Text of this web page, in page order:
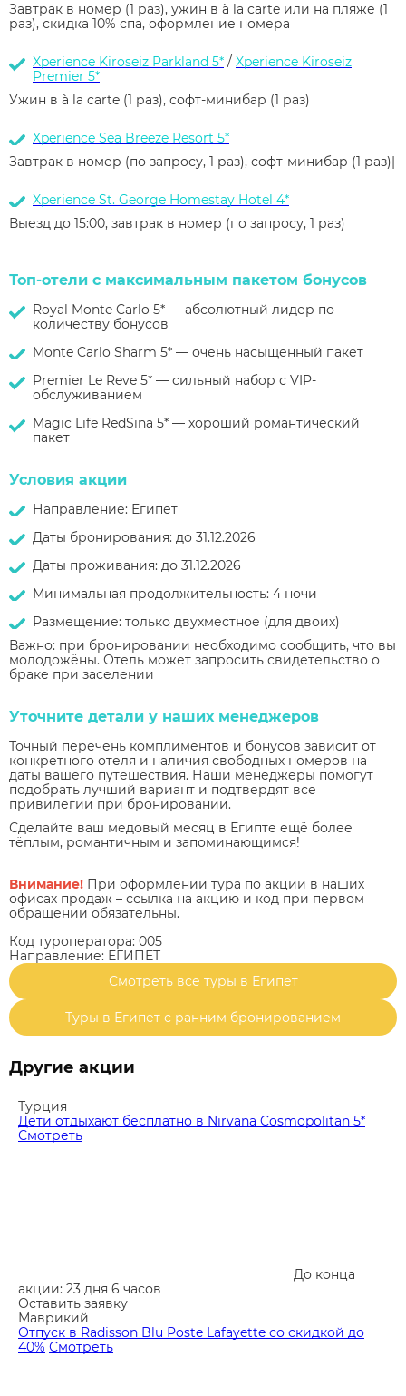
Завтрак в номер (1 раз), ужин в à la carte или на пляже (1
раз), скидка 10% спа, оформление номера
Xperience Kiroseiz Parkland 5* / Xperience Kiroseiz
Premier 5*
Ужин в à la carte (1 раз), софт-минибар (1 раз)
Xperience Sea Breeze Resort 5*
Завтрак в номер (по запросу, 1 раз), софт-минибар (1 раз)|
Xperience St. George Homestay Hotel 4*
Выезд до 15:00, завтрак в номер (по запросу, 1 раз)
Топ-отели с максимальным пакетом бонусов
Royal Monte Carlo 5* — абсолютный лидер по
количеству бонусов
Monte Carlo Sharm 5* — очень насыщенный пакет
Premier Le Reve 5* — сильный набор с VIP-
обслуживанием
Magic Life RedSina 5* — хороший романтический
пакет
Условия акции
Направление: Египет
Даты бронирования: до 31.12.2026
Даты проживания: до 31.12.2026
Минимальная продолжительность: 4 ночи
Размещение: только двухместное (для двоих)
Важно: при бронировании необходимо сообщить, что вы
молодожёны. Отель может запросить свидетельство о
браке при заселении
Уточните детали у наших менеджеров
Точный перечень комплиментов и бонусов зависит от
конкретного отеля и наличия свободных номеров на
даты вашего путешествия. Наши менеджеры помогут
подобрать лучший вариант и подтвердят все
привилегии при бронировании.
Сделайте ваш медовый месяц в Египте ещё более
тёплым, романтичным и запоминающимся!
Внимание! При оформлении тура по акции в наших
офисах продаж – ссылка на акцию и код при первом
обращении обязательны.
Код туроператора: 005
Направление: ЕГИПЕТ
Смотреть все туры в Египет
Туры в Египет с ранним бронированием
Другие акции
Турция
Дети отдыхают бесплатно в Nirvana Cosmopolitan 5*
Смотреть
До конца
акции: 23 дня 6 часов
Оставить заявку
Маврикий
Отпуск в Radisson Blu Poste Lafayette со скидкой до
40% Смотреть